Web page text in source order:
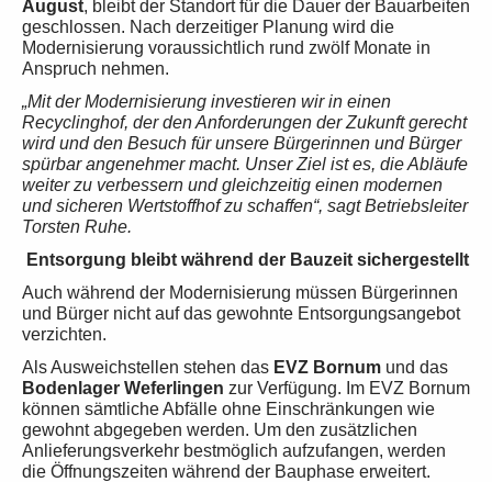
August, bleibt der Standort für die Dauer der Bauarbeiten
geschlossen. Nach derzeitiger Planung wird die
Modernisierung voraussichtlich rund zwölf Monate in
Anspruch nehmen.
„Mit der Modernisierung investieren wir in einen
Recyclinghof, der den Anforderungen der Zukunft gerecht
wird und den Besuch für unsere Bürgerinnen und Bürger
spürbar angenehmer macht. Unser Ziel ist es, die Abläufe
weiter zu verbessern und gleichzeitig einen modernen
und sicheren Wertstoffhof zu schaffen“, sagt Betriebsleiter
Torsten Ruhe.
Entsorgung bleibt während der Bauzeit sichergestellt
Auch während der Modernisierung müssen Bürgerinnen
und Bürger nicht auf das gewohnte Entsorgungsangebot
verzichten.
Als Ausweichstellen stehen das EVZ Bornum und das
Bodenlager Weferlingen zur Verfügung. Im EVZ Bornum
können sämtliche Abfälle ohne Einschränkungen wie
gewohnt abgegeben werden. Um den zusätzlichen
Anlieferungsverkehr bestmöglich aufzufangen, werden
die Öffnungszeiten während der Bauphase erweitert.